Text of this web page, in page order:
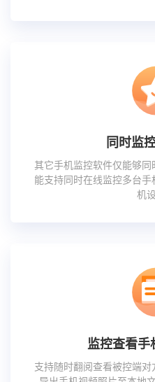
同时监
其它手机监控软件仅能够
能支持同时在线监控多台
机
监控查看手
支持随时翻阅查看被控端